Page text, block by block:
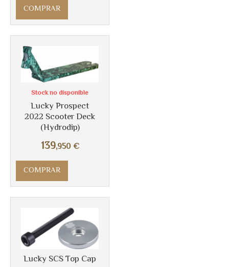
COMPRAR
Lucky Prospect
2022 Scooter Deck
(Hydrodip)
139,950 €
Stock no disponible
COMPRAR
Lucky SCS Top Cap
Más info